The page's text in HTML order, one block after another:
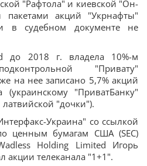
"Рафтола" и киевской "Он-
пакетами акций "Укрнафты"
в судебном документе не
до 2018 г. владела 10%-м
"Привату"
на нее записано 5,7% акций
(украинскому "ПриватБанку"
"дочки").
Украина" со ссылкой
ценным бумагам США (SEC)
Holding Limited Игорь
акции телеканала "1+1".